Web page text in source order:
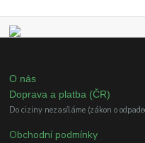
O nás
Doprava a platba (ČR)
Do ciziny nezasíláme (zákon o
Obchodní podmínky